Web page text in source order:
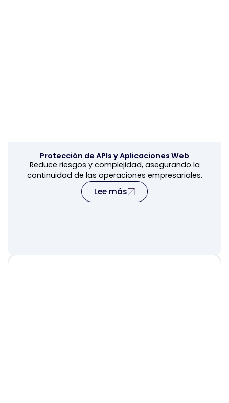
Protección de APIs y Aplicaciones Web
Reduce riesgos y complejidad, asegurando la
continuidad de las operaciones empresariales.
Lee más